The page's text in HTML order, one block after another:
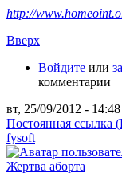
http://
Вверх
Войдите или
комментарии
вт, 25/09/2012 - 14:48
Постоянная ссылка
fysoft
Жертва аборта